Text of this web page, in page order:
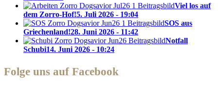
Viel los auf
dem Zorro-Hof!5. Juli 2026 - 19:04
SOS aus
Griechenland!28. Juni 2026 - 11:42
Notfall
Schubi14. Juni 2026 - 10:24
Folge uns auf Facebook